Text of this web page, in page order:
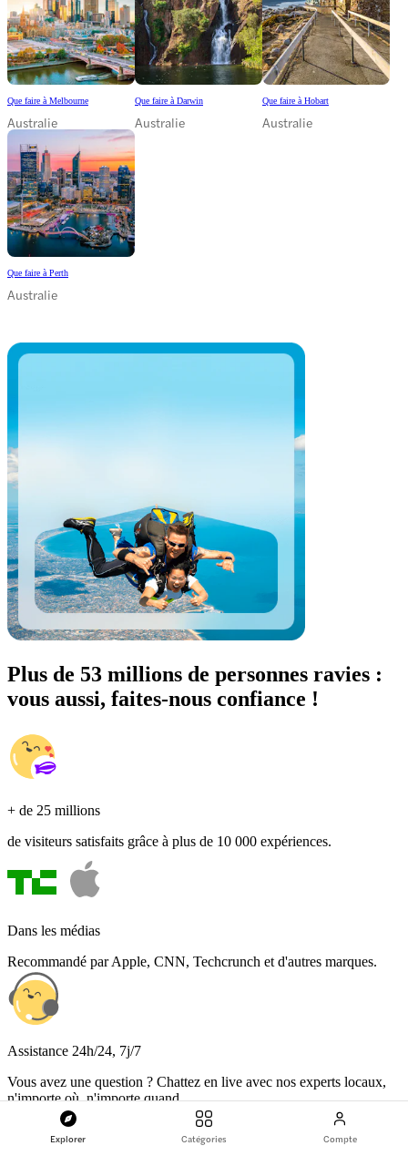
Explorer Catégories Compte
Que faire à Melbourne
Australie
Que faire à Darwin
Australie
Que faire à Hobart
Australie
Que faire à Perth
Australie
Plus de 53 millions de personnes ravies :
vous aussi, faites-nous confiance !
+ de 25 millions
de visiteurs satisfaits grâce à plus de 10 000 expériences.
Dans les médias
Recommandé par Apple, CNN, Techcrunch et d'autres marques.
Assistance 24h/24, 7j/7
Vous avez une question ? Chattez en live avec nos experts locaux,
n'importe où, n'importe quand.
Accueil